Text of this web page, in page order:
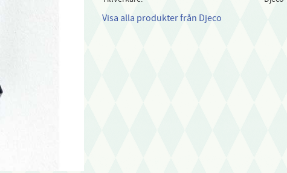
Visa alla produkter från Djeco